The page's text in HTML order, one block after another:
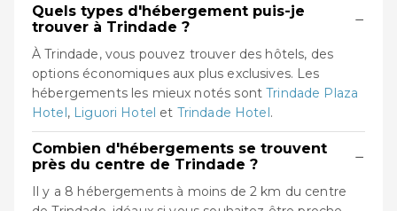
Quels types d'hébergement puis-je
trouver à Trindade ?
−
À Trindade, vous pouvez trouver des hôtels, des
options économiques aux plus exclusives. Les
hébergements les mieux notés sontTrindade Plaza
Hotel, Liguori Hotel et Trindade Hotel.
Combien d'hébergements se trouvent
près du centre de Trindade ?
−
Il y a 8 hébergements à moins de 2 km du centre